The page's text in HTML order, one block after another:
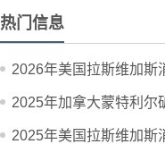
热门信息
2026年美国拉斯维加斯
2025年加拿大蒙特利尔
2025年美国拉斯维加斯